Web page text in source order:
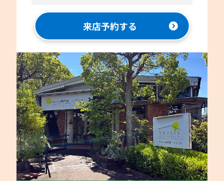
来店予約する